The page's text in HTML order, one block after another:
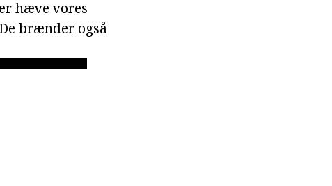
hæve vores
brænder også